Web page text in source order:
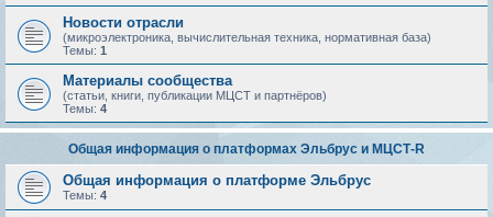
Новости отрасли
(микроэлектроника, вычислительная техника, нормативная база)
Темы: 1
Материалы сообщества
(статьи, книги, публикации МЦСТ и партнёров)
Темы: 4
Общая информация о платформах Эльбрус и МЦСТ-R
Общая информация о платформе Эльбрус
Темы: 4